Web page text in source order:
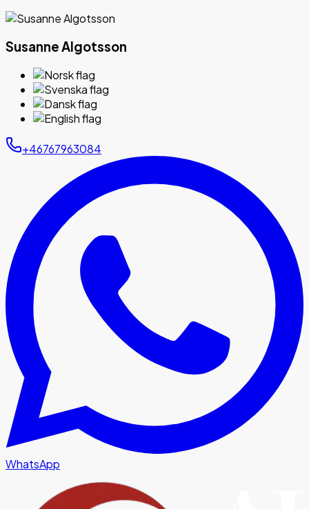
Susanne Algotsson
+46767963084
WhatsApp